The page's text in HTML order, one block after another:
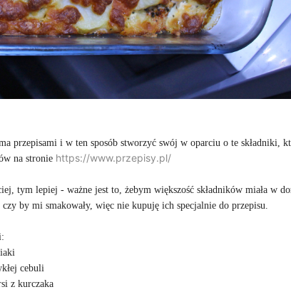
przepisami i w ten sposób stworzyć swój w oparciu o te składniki,
na stronie https://www.przepisy.pl/
tym lepiej - ważne jest to, żebym większość składników miała w
by mi smakowały, więc nie kupuję ich specjalnie do przepisu.
cebuli
z kurczaka